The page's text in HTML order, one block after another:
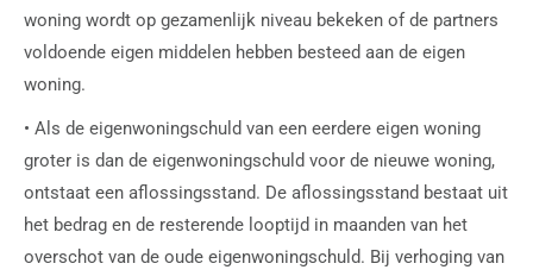
woning wordt op gezamenlijk niveau bekeken of de partners
voldoende eigen middelen hebben besteed aan de eigen
woning.
• Als de eigenwoningschuld van een eerdere eigen woning
groter is dan de eigenwoningschuld voor de nieuwe woning,
ontstaat een aflossingsstand. De aflossingsstand bestaat uit
het bedrag en de resterende looptijd in maanden van het
overschot van de oude eigenwoningschuld. Bij verhoging van